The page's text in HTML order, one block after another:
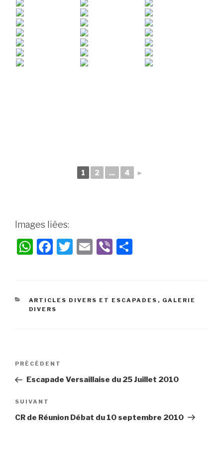
1 2 ... 4 ►
Images liées:
W
s
A
F
e
b
k
T
er
E
Vi
g
ARTICLES DIVERS ET ESCAPADES , GALERIE
DIVERS
PRÉCÉDENT
Escapade Versaillaise du 25 Juillet 2010
SUIVANT
CR de Réunion Débat du 10 septembre 2010